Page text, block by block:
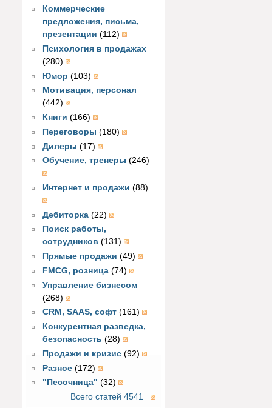
Коммерческие
предложения, письма,
презентации (112)
Психология в продажах
(280)
Юмор (103)
Мотивация, персонал
(442)
Книги (166)
Переговоры (180)
Дилеры (17)
Обучение, тренеры (246)
Интернет и продажи (88)
Дебиторка (22)
Поиск работы,
сотрудников (131)
Прямые продажи (49)
FMCG, розница (74)
Управление бизнесом
(268)
CRM, SAAS, софт (161)
Конкурентная разведка,
безопасность (28)
Продажи и кризис (92)
Разное (172)
"Песочница" (32)
Всего статей 4541